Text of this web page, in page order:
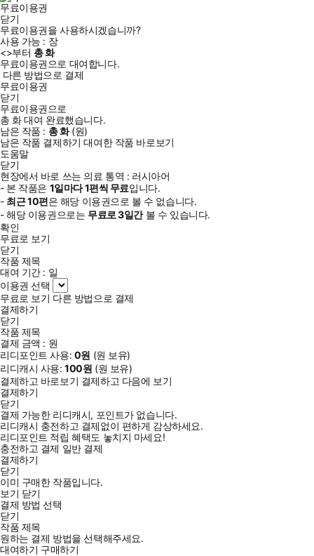
무료이용권
닫기
무료이용권을 사용하시겠습니까?
사용 가능 : 장
<>부터 총화
무료이용권으로 대여합니다.
다른 방법으로 결제
무료이용권
닫기
무료이용권으로
총 화대여 완료했습니다.
남은 작품 : 총화(원)
남은 작품 결제하기 대여한 작품 바로보기
도움말
닫기
현장에서 바로 쓰는 의료 통역 : 러시아어
- 본 작품은 1일마다1편씩 무료입니다.
- 최근10편은 해당 이용권으로 볼 수 없습니다.
- 해당 이용권으로는 무료로3일간볼 수 있습니다.
확인
무료로 보기
닫기
작품 제목
대여 기간 : 일
이용권 선택
무료로 보기 다른 방법으로 결제
결제하기
닫기
작품 제목
결제 금액 : 원
리디포인트 사용: 0원 (원 보유)
리디캐시 사용:100원 (원 보유)
결제하고 바로보기 결제하고 다음에 보기
결제하기
닫기
결제 가능한 리디캐시, 포인트가 없습니다.
리디캐시 충전하고 결제없이 편하게 감상하세요.
리디포인트 적립 혜택도 놓치지 마세요!
충전하고 결제 일반 결제
결제하기
닫기
이미 구매한 작품입니다.
보기 닫기
결제 방법 선택
닫기
작품 제목
원하는 결제 방법을 선택해주세요.
대여하기 구매하기